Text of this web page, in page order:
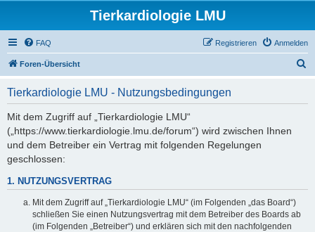
Tierkardiologie LMU
FAQ Anmelden
Registrieren
Foren-Übersicht
Tierkardiologie LMU - Nutzungsbedingungen
Mit dem Zugriff auf „Tierkardiologie LMU“
(„https://www.tierkardiologie.lmu.de/forum“) wird zwischen Ihnen
und dem Betreiber ein Vertrag mit folgenden Regelungen
geschlossen:
1. NUTZUNGSVERTRAG
Mit dem Zugriff auf „Tierkardiologie LMU“ (im Folgenden „das Board“)
schließen Sie einen Nutzungsvertrag mit dem Betreiber des Boards ab
(im Folgenden „Betreiber“) und erklären sich mit den nachfolgenden